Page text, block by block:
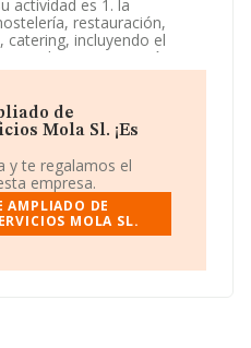
actividad es 1. la
restauración,
incluyendo el
2. la representación
relacionados con
está inscrita en el
Limitada. Su
con código 5611. La
mercados exteriores.
al número de
y atendiendo a los
el número de
de
Mola Sl. ¡Es
y te regalamos el
empresa.
AMPLIADO DE
MOLA SL.